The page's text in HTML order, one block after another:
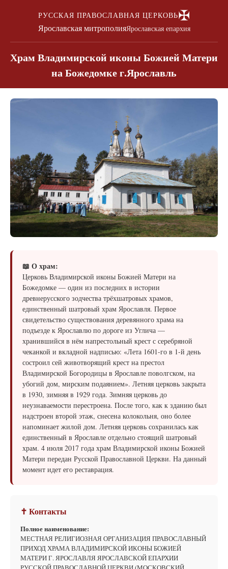
РУССКАЯ ПРАВОСЛАВНАЯ ЦЕРКОВЬ✠
Ярославская митрополияЯрославская епархия
Храм Владимирской иконы Божией Матери
на Божедомке г.Ярославль
📖 О храм:
Церковь Владимирской иконы Божией Матери на
Божедомке — один из последних в истории
древнерусского зодчества трёхшатровых храмов,
единственный шатровый храм Ярославля. Первое
свидетельство существования деревянного храма на
подъезде к Ярославлю по дороге из Углича —
хранившийся в нём напрестольный крест с серебряной
чеканкой и вкладной надписью: «Лета 1601-го в 1-й день
состроил сей животворящий крест на престол
Владимирской Богородицы в Ярославле поволгском, на
убогий дом, мирским подаянием». Летняя церковь закрыта
в 1930, зимняя в 1929 года. Зимняя церковь до
неузнаваемости перестроена. После того, как к зданию был
надстроен второй этаж, снесена колокольня, оно более
напоминает жилой дом. Летняя церковь сохранилась как
единственный в Ярославле отдельно стоящий шатровый
храм. 4 июля 2017 года храм Владимирской иконы Божией
Матери передан Русской Православной Церкви. На данный
момент идет его реставрация.
✝ Контакты
Полное наименование:
МЕСТНАЯ РЕЛИГИОЗНАЯ ОРГАНИЗАЦИЯ ПРАВОСЛАВНЫЙ
ПРИХОД ХРАМА ВЛАДИМИРСКОЙ ИКОНЫ БОЖИЕЙ
МАТЕРИ Г. ЯРОСЛАВЛЯ ЯРОСЛАВСКОЙ ЕПАРХИИ